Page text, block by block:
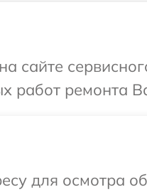
сайте
работ ремонта
для осмотра